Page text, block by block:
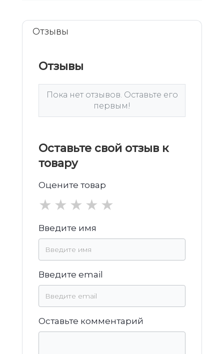
Отзывы
Отзывы
Пока нет отзывов. Оставьте его
первым!
Оставьте свой отзыв к
товару
Оцените товар
★
★
★
★
★
Введите имя
Введите email
Оставьте комментарий